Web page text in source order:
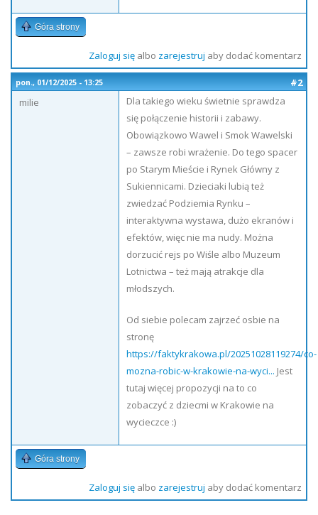
Góra strony
Zaloguj sięalbo zarejestruj aby dodać komentarz
pon., 01/12/2025 - 13:25
#2
milie
Dla takiego wieku świetnie sprawdza
się połączenie historii i zabawy.
Obowiązkowo Wawel i Smok Wawelski
– zawsze robi wrażenie. Do tego spacer
po Starym Mieście i Rynek Główny z
Sukiennicami. Dzieciaki lubią też
zwiedzać Podziemia Rynku –
interaktywna wystawa, dużo ekranów i
efektów, więc nie ma nudy. Można
dorzucić rejs po Wiśle albo Muzeum
Lotnictwa – też mają atrakcje dla
młodszych.
Od siebie polecam zajrzeć osbie na
stronę
https://faktykrakowa.pl/20251028119274/co-
mozna-robic-w-krakowie-na-wyci... Jest
tutaj więcej propozycji na to co
zobaczyć z dziecmi w Krakowie na
wycieczce :)
Góra strony
Zaloguj sięalbo zarejestruj aby dodać komentarz